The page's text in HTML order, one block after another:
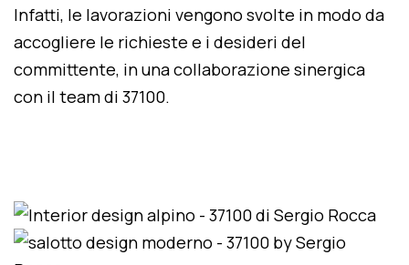
Infatti, le lavorazioni vengono svolte in modo da
accogliere le richieste e i desideri del
committente, in una collaborazione sinergica
con il team di 37100.